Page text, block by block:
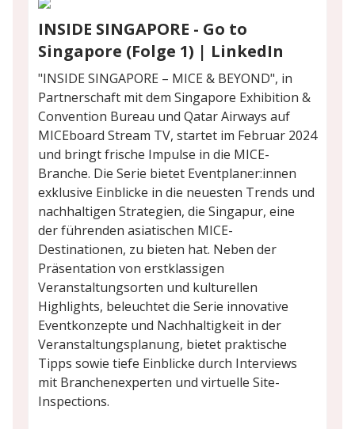
INSIDE SINGAPORE - Go to
Singapore (Folge 1) | LinkedIn
"INSIDE SINGAPORE – MICE & BEYOND", in
Partnerschaft mit dem Singapore Exhibition &
Convention Bureau und Qatar Airways auf
MICEboard Stream TV, startet im Februar 2024
und bringt frische Impulse in die MICE-
Branche. Die Serie bietet Eventplaner:innen
exklusive Einblicke in die neuesten Trends und
nachhaltigen Strategien, die Singapur, eine
der führenden asiatischen MICE-
Destinationen, zu bieten hat. Neben der
Präsentation von erstklassigen
Veranstaltungsorten und kulturellen
Highlights, beleuchtet die Serie innovative
Eventkonzepte und Nachhaltigkeit in der
Veranstaltungsplanung, bietet praktische
Tipps sowie tiefe Einblicke durch Interviews
mit Branchenexperten und virtuelle Site-
Inspections.